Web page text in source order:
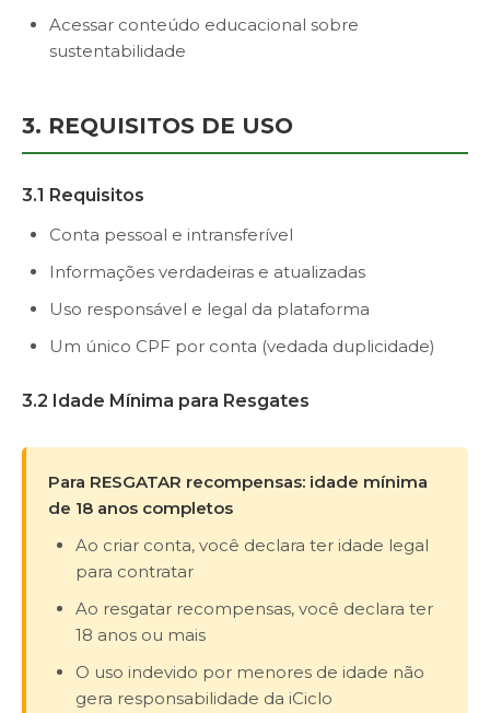
Acessar conteúdo educacional sobre
sustentabilidade
3. REQUISITOS DE USO
3.1 Requisitos
Conta pessoal e intransferível
Informações verdadeiras e atualizadas
Uso responsável e legal da plataforma
Um único CPF por conta (vedada duplicidade)
3.2 Idade Mínima para Resgates
Para RESGATAR recompensas: idade mínima
de 18 anos completos
Ao criar conta, você declara ter idade legal
para contratar
Ao resgatar recompensas, você declara ter
18 anos ou mais
O uso indevido por menores de idade não
gera responsabilidade da iCiclo